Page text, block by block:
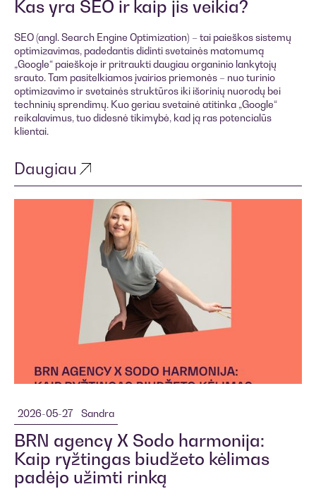
Kas yra SEO ir kaip jis veikia?
SEO (angl. Search Engine Optimization) – tai paieškos sistemų
optimizavimas, padedantis didinti svetainės matomumą
„Google“ paieškoje ir pritraukti daugiau organinio lankytojų
srauto. Tam pasitelkiamos įvairios priemonės – nuo turinio
optimizavimo ir svetainės struktūros iki išorinių nuorodų bei
techninių sprendimų. Kuo geriau svetainė atitinka „Google“
reikalavimus, tuo didesnė tikimybė, kad ją ras potencialūs
klientai.
Daugiau
2026-05-27 Sandra
BRN agency X Sodo harmonija:
Kaip ryžtingas biudžeto kėlimas
padėjo užimti rinką